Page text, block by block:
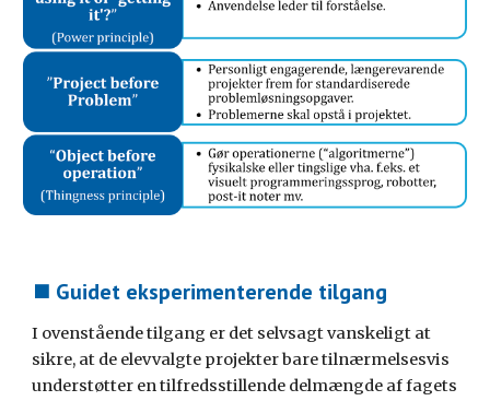
⯀ Guidet eksperimenterende tilgang
I ovenstående tilgang er det selvsagt vanskeligt at
sikre, at de elevvalgte projekter bare tilnærmelsesvis
understøtter en tilfredsstillende delmængde af fagets